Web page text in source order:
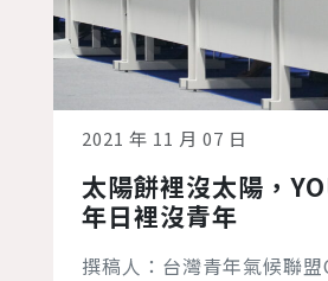
2021 年 11 月 07 日
太陽餅裡沒太陽，
年日裡沒青年
撰稿人：台灣青年氣候聯